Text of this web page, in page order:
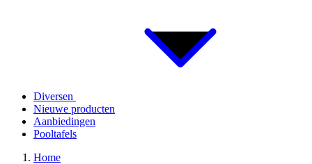
Diversen
Nieuwe producten
Aanbiedingen
Pooltafels
Home